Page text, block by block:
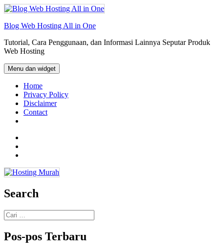
Langsung
ke
isi
Blog Web Hosting All in One
Tutorial, Cara Penggunaan, dan Informasi Lainnya Seputar Produk
Web Hosting
Menu dan widget
Home
Privacy Policy
Disclaimer
Contact
Search
Cari
untuk:
Pos-pos Terbaru